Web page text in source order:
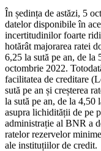
În ședința de astăzi, 5
datelor disponibile în
incertitudinilor foarte
hotărât majorarea ratei
6,25 la sută pe an, de la
octombrie 2022.
facilitatea de creditare
sută pe an și creșterea
la sută pe an, de la 4,50
asupra lichidității de pe
administrație al BNR a
ratelor rezervelor
ale instituțiilor de credit.